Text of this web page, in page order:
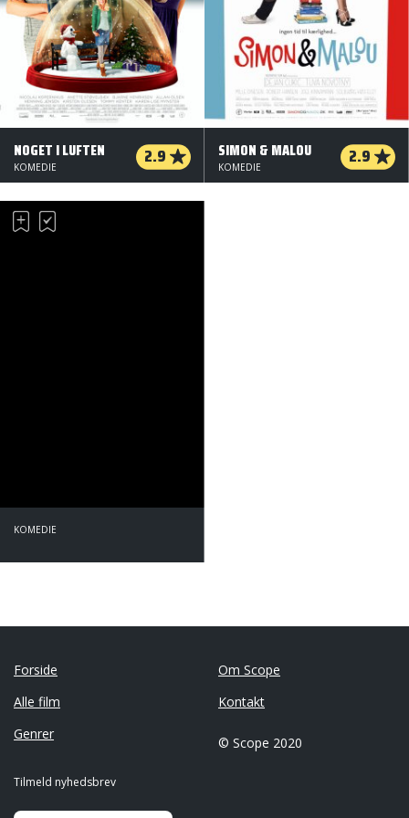
NOGET I LUFTEN 2.9
KOMEDIE
SIMON & MALOU 2.9
KOMEDIE
KOMEDIE
Forside
Alle film
Genrer
Om Scope
Kontakt
© Scope 2020
Tilmeld nyhedsbrev